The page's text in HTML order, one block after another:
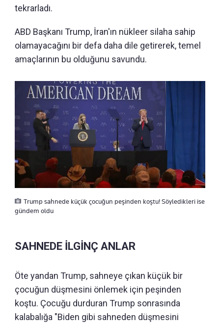
tekrarladı.
ABD Başkanı Trump, İran'ın nükleer silaha sahip
olamayacağını bir defa daha dile getirerek, temel
amaçlarının bu olduğunu savundu.
Trump sahnede küçük çocuğun peşinden koştu! Söyledikleri ise
gündem oldu
SAHNEDE İLGİNÇ ANLAR
Öte yandan Trump, sahneye çıkan küçük bir
çocuğun düşmesini önlemek için peşinden
koştu. Çocuğu durduran Trump sonrasında
kalabalığa "Biden gibi sahneden düşmesini